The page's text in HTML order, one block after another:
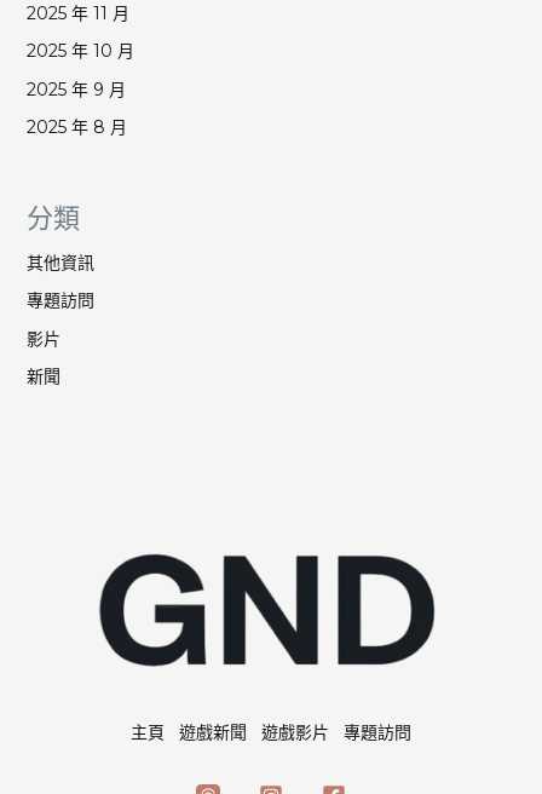
2025 年 11 月
2025 年 10 月
2025 年 9 月
2025 年 8 月
分類
其他資訊
專題訪問
影片
新聞
主頁 遊戲新聞 遊戲影片 專題訪問